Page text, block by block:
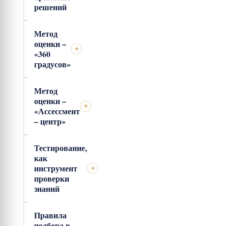
решений
Метод
оценки –
«360
градусов»
+
Метод
оценки –
«Ассессмент
– центр»
+
Тестирование,
как
инструмент
проверки
знаний
+
Правила